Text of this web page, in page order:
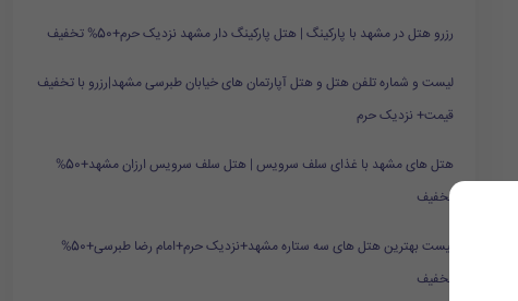
رزرو هتل در مشهد با پارکینگ | هتل پارکینگ دار مشهد نزدیک حرم+50% تخفیف
لیست و شماره تلفن هتل و هتل آپارتمان های خیابان طبرسی مشهد|رزرو با تخفیف
قیمت+ نزدیک حرم
هتل های مشهد با غذای سلف سرویس | هتل سلف سرویس ارزان مشهد+50%
تخفیف
لیست بهترین هتل های سه ستاره مشهد+نزدیک حرم+امام رضا طبرسی+50%
تخفیف